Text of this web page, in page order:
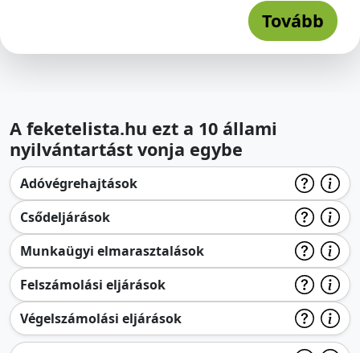
Tovább
A feketelista.hu ezt a 10 állami
nyilvántartást vonja egybe
Adóvégrehajtások
Csődeljárások
Munkaügyi elmarasztalások
Felszámolási eljárások
Végelszámolási eljárások